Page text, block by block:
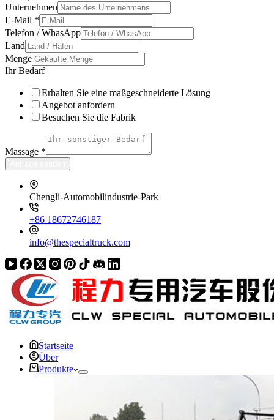
Unternehmen
E-Mail *
Telefon / WhasApp
Land
Menge
Ihr Bedarf
Erhalten Sie eine maßgeschneiderte Lösung
Angebot anfordern
Besuchen Sie die Fabrik
Massage *
Chengli-Automobilindustrie-Park
+86 18672746187
info@thespecialtruck.com
Startseite
Über
Produkte